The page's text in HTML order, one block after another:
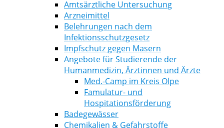
Amtsärztliche Untersuchung
Arzneimittel
Belehrungen nach dem
Infektionsschutzgesetz
Impfschutz gegen Masern
Angebote für Studierende der
Humanmedizin, Ärztinnen und Ärzte
Med.-Camp im Kreis Olpe
Famulatur- und
Hospitationsförderung
Badegewässer
Chemikalien & Gefahrstoffe